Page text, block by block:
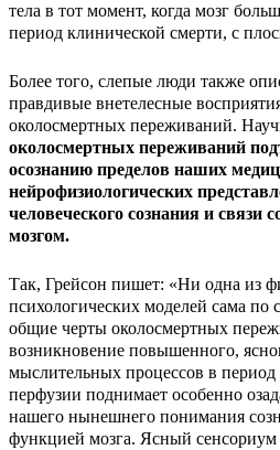
тела в тот момент, когда мозг
период клинической смерти, с
Более того, слепые люди также
правдивые внетелесные
околосмертных переживаний.
околосмертных переживаний
осознанию пределов наших
нейрофизиологических
человеческого сознания и связи
мозгом.
Так, Грейсон пишет: «Ни одна из
психологических моделей сама по
общие черты околосмертных
возникновение повышенного,
мыслительных процессов в
перфузии поднимает особенно
нашего нынешнего понимания
функцией мозга. Ясный